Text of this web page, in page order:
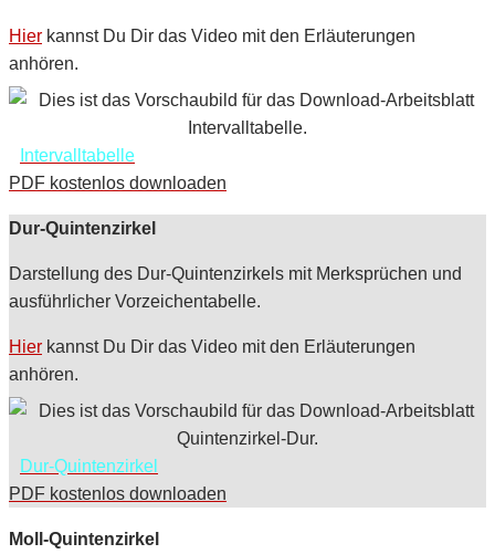
Hier kannst Du Dir das Video mit den Erläuterungen
anhören.
Intervalltabelle
PDF kostenlos downloaden
Dur-Quintenzirkel
Darstellung des Dur-Quintenzirkels mit Merksprüchen und
ausführlicher Vorzeichentabelle.
Hier kannst Du Dir das Video mit den Erläuterungen
anhören.
Dur-Quintenzirkel
PDF kostenlos downloaden
Moll-Quintenzirkel